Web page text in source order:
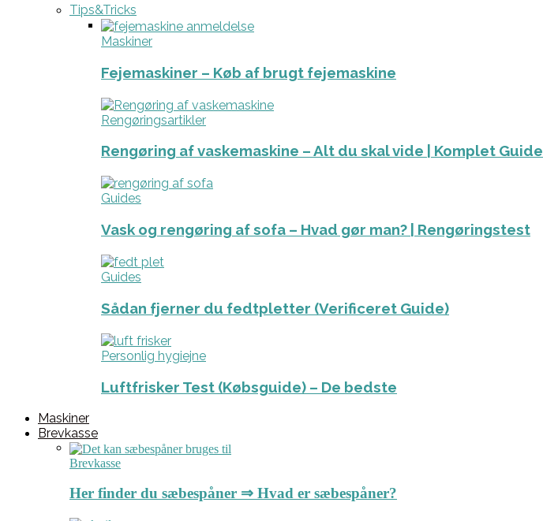
Tips&Tricks
Maskiner
Fejemaskiner – Køb af brugt fejemaskine
Rengøringsartikler
Rengøring af vaskemaskine – Alt du skal vide | Komplet Guide
Guides
Vask og rengøring af sofa – Hvad gør man? | Rengøringstest
Guides
Sådan fjerner du fedtpletter (Verificeret Guide)
Personlig hygiejne
Luftfrisker Test (Købsguide) – De bedste
Maskiner
Brevkasse
Brevkasse
Her finder du sæbespåner ⇒ Hvad er sæbespåner?